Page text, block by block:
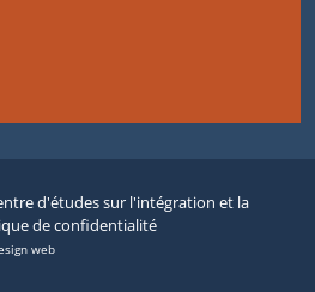
d'études sur l'intégration et la
de confidentialité
web